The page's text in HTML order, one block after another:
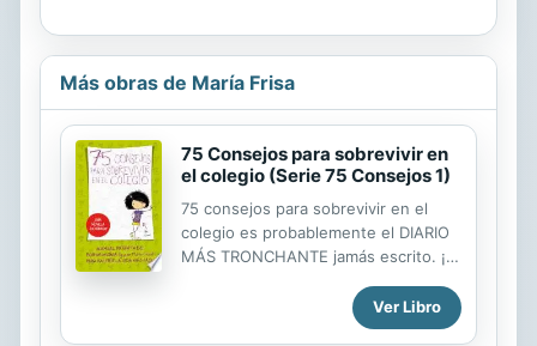
Más obras de María Frisa
75 Consejos para sobrevivir en
el colegio (Serie 75 Consejos 1)
75 consejos para sobrevivir en el
colegio es probablemente el DIARIO
MÁS TRONCHANTE jamás escrito. ¡Y
vida más fácil! La vida a los 12 años
puede ser bastante difícil: tu madre
Ver Libro